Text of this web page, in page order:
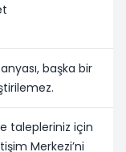
başka bir
talepleriniz için
Merkezi’ni